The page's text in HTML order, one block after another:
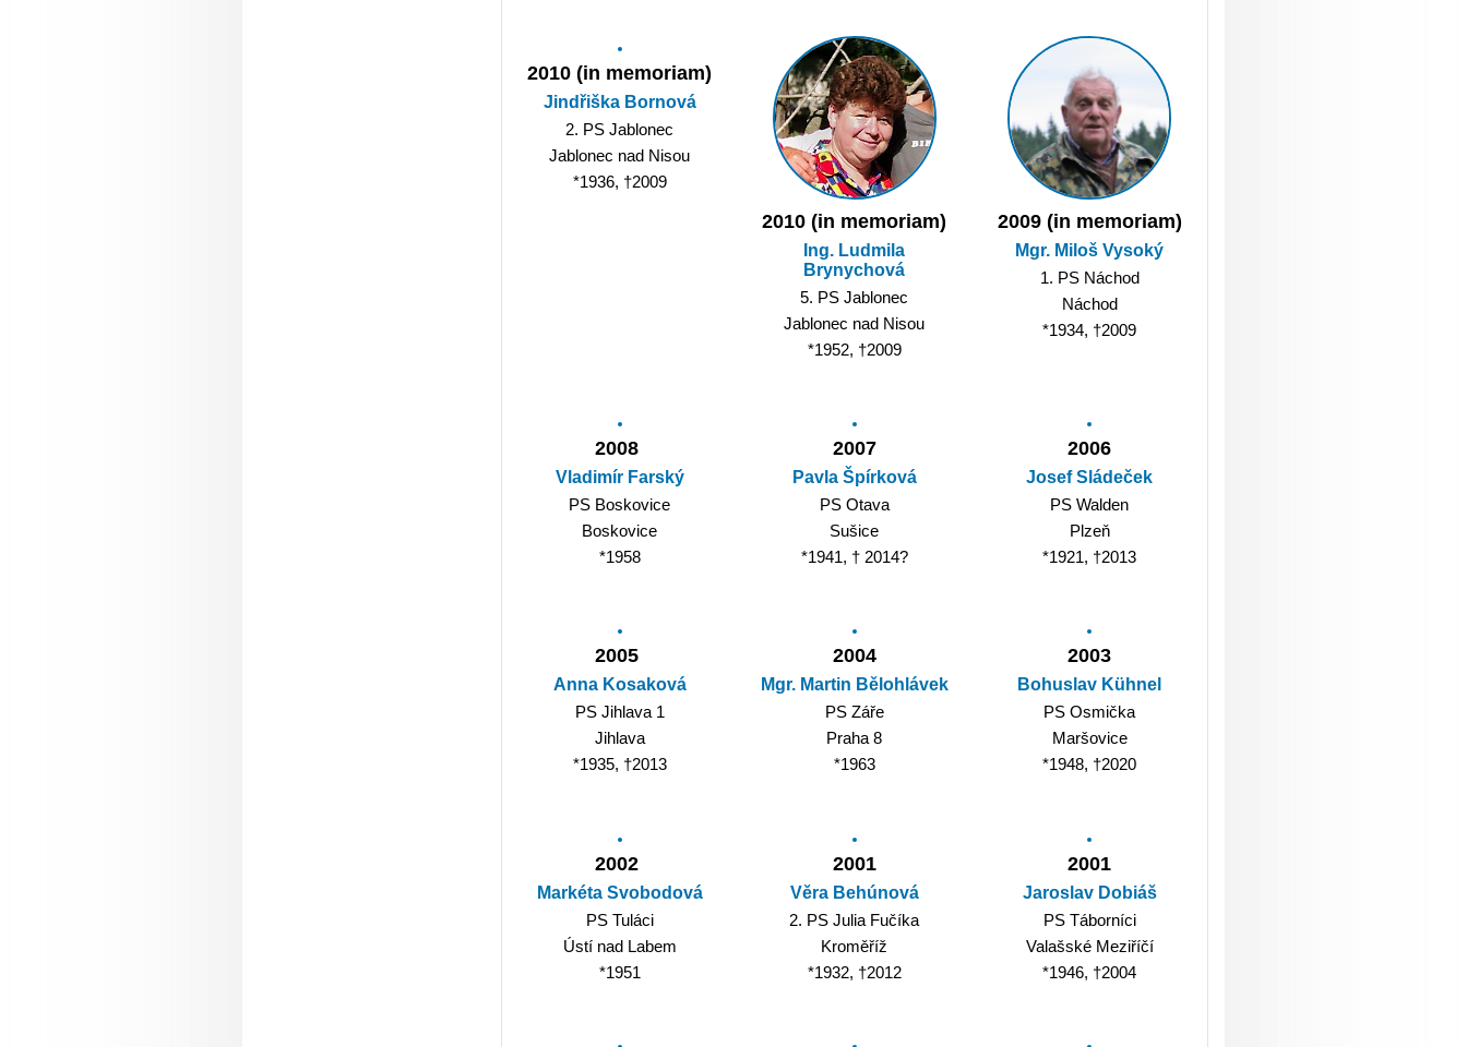
2010 (in memoriam)
Jindřiška Bornová
2. PS Jablonec
Jablonec nad Nisou
*1936, †2009
2010 (in memoriam)
Ing. Ludmila
Brynychová
5. PS Jablonec
Jablonec nad Nisou
*1952, †2009
2009 (in memoriam)
Mgr. Miloš Vysoký
1. PS Náchod
Náchod
*1934, †2009
2008
Vladimír Farský
PS Boskovice
Boskovice
*1958
2007
Pavla Špírková
PS Otava
Sušice
*1941, † 2014?
2006
Josef Sládeček
PS Walden
Plzeň
*1921, †2013
2005
Anna Kosaková
PS Jihlava 1
Jihlava
*1935, †2013
2004
Mgr. Martin Bělohlávek
PS Záře
Praha 8
*1963
2003
Bohuslav Kühnel
PS Osmička
Maršovice
*1948, †2020
2002
Markéta Svobodová
PS Tuláci
Ústí nad Labem
*1951
2001
Věra Behúnová
2. PS Julia Fučíka
Kroměříž
*1932, †2012
2001
Jaroslav Dobiáš
PS Táborníci
Valašské Meziříčí
*1946, †2004